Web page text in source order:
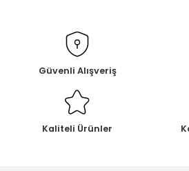
Güvenli Alışveriş
Kaliteli Ürünler